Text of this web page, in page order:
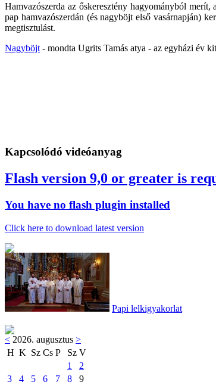
Hamvazószerda az őskeresztény hagyományból
pap hamvazószerdán (és nagyböjt első vasárnapján)
megtisztulást.
Nagyböjt - mondta Ugrits Tamás atya - az egyházi év
Kapcsolódó videóanyag
Flash version 9,0 or greater is
You have no flash plugin installed
Click here to download latest version
Papi lelkigyakorlat
< 2026. augusztus >
H K Sz Cs P Sz V
1
2
3
4 5 6 7 8
9